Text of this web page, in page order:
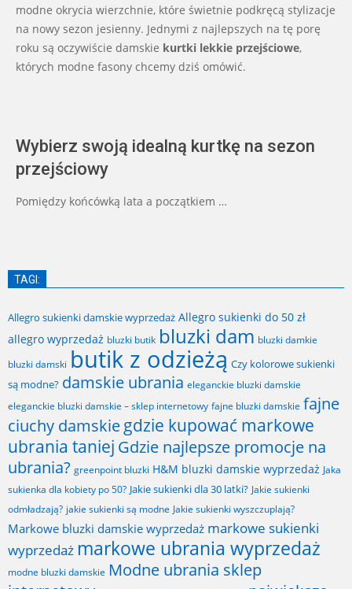
modne okrycia wierzchnie, które świetnie podkręcą stylizacje
na nowy sezon jesienny. Jednymi z najlepszych na tę porę
roku są oczywiście damskie kurtki lekkie przejściowe,
których modne fasony chcemy dziś omówić.
Wybierz swoją idealną kurtkę na sezon
przejściowy
Pomiędzy końcówką lata a początkiem …
TAGI:
Allegro sukienki damskie wyprzedaż Allegro sukienki do 50 zł
allegro wyprzedaż bluzki butik bluzki dam bluzki damkie
bluzki damski butik z odzieżą Czy kolorowe sukienki
są modne? damskie ubrania eleganckie bluzki damskie
eleganckie bluzki damskie – sklep internetowy fajne bluzki damskie fajne
ciuchy damskiegdzie kupować markowe
ubrania taniej Gdzie najlepsze promocje na
ubrania? greenpoint bluzki H&M bluzki damskie wyprzedaż Jaka
sukienka dla kobiety po 50? Jakie sukienki dla 30 latki? Jakie sukienki
odmładzają? jakie sukienki są modne Jakie sukienki wyszczuplają?
Markowe bluzki damskie wyprzedaż markowe sukienki
wyprzedaż markowe ubrania wyprzedaż
modne bluzki damskie Modne ubrania sklep